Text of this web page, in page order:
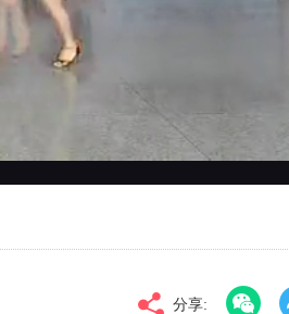
高清 倍速
分享: